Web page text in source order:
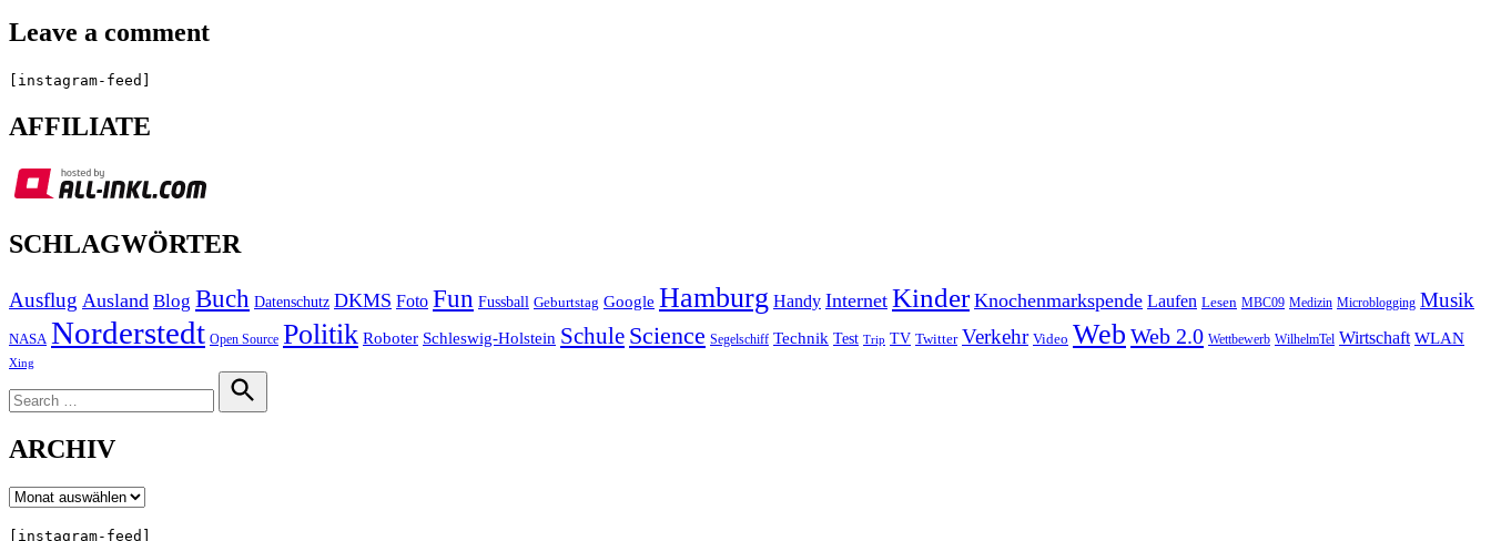
Leave a comment
[instagram-feed]
AFFILIATE
SCHLAGWÖRTER
Ausflug Ausland Blog Buch Datenschutz DKMS Foto Fun Fussball Geburtstag Google Hamburg Handy Internet Kinder Knochenmarkspende Laufen Lesen MBC09 Medizin Microblogging Musik
NASA Norderstedt Open Source Politik Roboter Schleswig-Holstein Schule Science Segelschiff Technik Test Trip TV Twitter Verkehr Video Web Web 2.0 Wettbewerb WilhelmTel Wirtschaft WLAN
Xing
for:
Search
ARCHIV
Archiv
[instagram-feed]